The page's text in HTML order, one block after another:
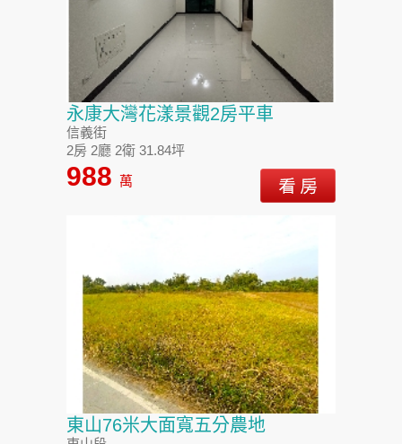
永康大灣花漾景觀2房平車
信義街
2房 2廳 2衛 31.84坪
988 萬
東山76米大面寬五分農地